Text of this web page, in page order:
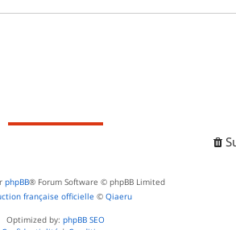
e
phpBB® Forum Software © phpBB Limited
française officielle © Qiaeru
Optimized by: phpBB SEO